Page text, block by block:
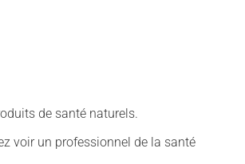
de santé naturels.
voir un professionnel de la santé